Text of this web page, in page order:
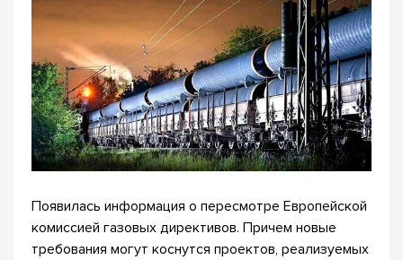
Появилась информация о пересмотре Европейской
комиссией газовых директивов. Причем новые
требования могут коснутся проектов, реализуемых